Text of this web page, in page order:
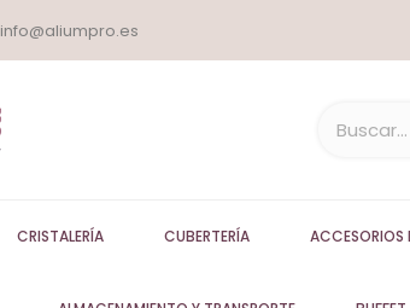
info@aliumpro.es
CRISTALERÍA CUBERTERÍA ACCESORIOS